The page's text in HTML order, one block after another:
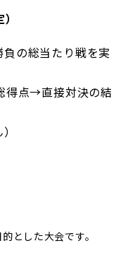
の総当たり戦を実
点→直接対決の結
とした大会です。